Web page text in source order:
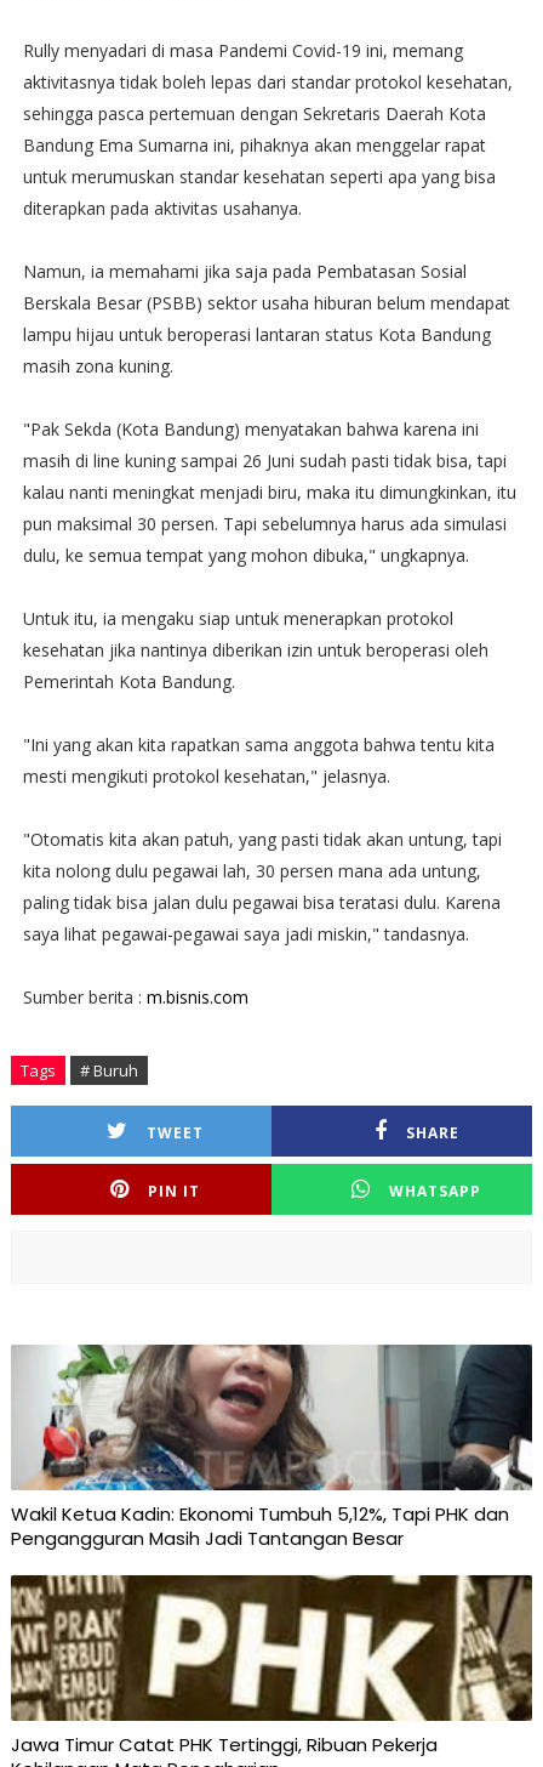
Rully menyadari di masa Pandemi Covid-19 ini, memang
aktivitasnya tidak boleh lepas dari standar protokol kesehatan,
sehingga pasca pertemuan dengan Sekretaris Daerah Kota
Bandung Ema Sumarna ini, pihaknya akan menggelar rapat
untuk merumuskan standar kesehatan seperti apa yang bisa
diterapkan pada aktivitas usahanya.
Namun, ia memahami jika saja pada Pembatasan Sosial
Berskala Besar (PSBB) sektor usaha hiburan belum mendapat
lampu hijau untuk beroperasi lantaran status Kota Bandung
masih zona kuning.
"Pak Sekda (Kota Bandung) menyatakan bahwa karena ini
masih di line kuning sampai 26 Juni sudah pasti tidak bisa, tapi
kalau nanti meningkat menjadi biru, maka itu dimungkinkan, itu
pun maksimal 30 persen. Tapi sebelumnya harus ada simulasi
dulu, ke semua tempat yang mohon dibuka," ungkapnya.
Untuk itu, ia mengaku siap untuk menerapkan protokol
kesehatan jika nantinya diberikan izin untuk beroperasi oleh
Pemerintah Kota Bandung.
"Ini yang akan kita rapatkan sama anggota bahwa tentu kita
mesti mengikuti protokol kesehatan," jelasnya.
"Otomatis kita akan patuh, yang pasti tidak akan untung, tapi
kita nolong dulu pegawai lah, 30 persen mana ada untung,
paling tidak bisa jalan dulu pegawai bisa teratasi dulu. Karena
saya lihat pegawai-pegawai saya jadi miskin," tandasnya.
Sumber berita : m.bisnis.com
Tags # Buruh
TWEET SHARE
PIN IT WHATSAPP
Wakil Ketua Kadin: Ekonomi Tumbuh 5,12%, Tapi PHK dan
Pengangguran Masih Jadi Tantangan Besar
Jawa Timur Catat PHK Tertinggi, Ribuan Pekerja